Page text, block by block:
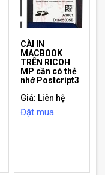
CÀI IN
MACBOOK
TRÊN RICOH
MP cần có thẻ
nhớ Postcript3
Giá: Liên hệ
Đặt mua